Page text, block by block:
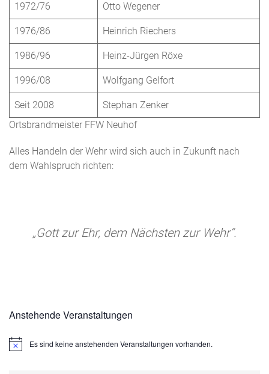
1972/76 Otto Wegener
1976/86 Heinrich Riechers
1986/96 Heinz-Jürgen Röxe
1996/08 Wolfgang Gelfort
Seit 2008
Stephan Zenker
Ortsbrandmeister FFW Neuhof
Alles Handeln der Wehr wird sich auch in Zukunft nach
dem Wahlspruch richten:
„Gott zur Ehr, dem Nächsten zur Wehr“.
Anstehende Veranstaltungen
HinweisEs sind keine anstehenden Veranstaltungen vorhanden.